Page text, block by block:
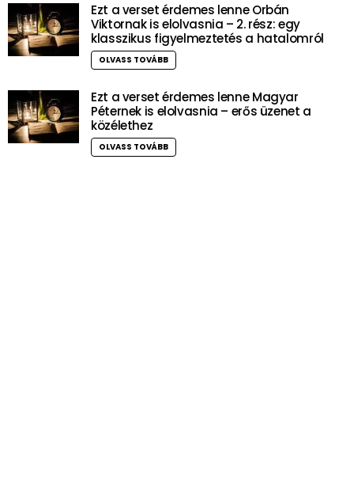
Ezt a verset érdemes lenne Orbán
Viktornak is elolvasnia – 2. rész: egy
klasszikus figyelmeztetés a hatalomról
OLVASS TOVÁBB
Ezt a verset érdemes lenne Magyar
Péternek is elolvasnia – erős üzenet a
közélethez
OLVASS TOVÁBB